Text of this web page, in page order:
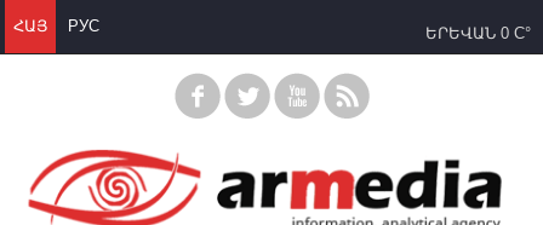
ՀԱՅ РУС ԵՐԵՎԱՆ 0 C°